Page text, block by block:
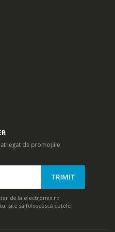
legat de promoțiile
de la electromix.ro
site să folosească datele